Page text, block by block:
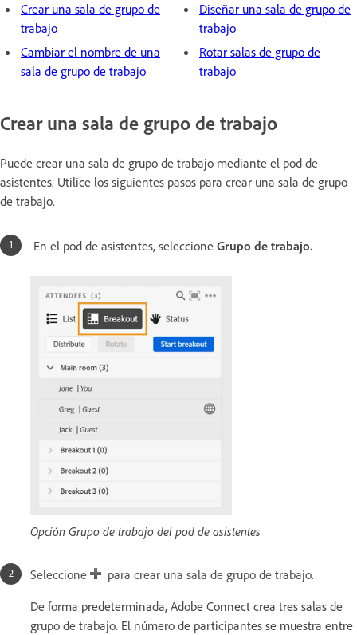
Crear una sala de grupo de
trabajo
Cambiar el nombre de una
sala de grupo de trabajo
Diseñar una sala de grupo de
trabajo
Rotar salas de grupo de
trabajo
Crear una sala de grupo de trabajo
Puede crear una sala de grupo de trabajo mediante el pod de
asistentes. Utilice los siguientes pasos para crear una sala de grupo
de trabajo.
En el pod de asistentes, seleccione Grupo de trabajo.
Opción Grupo de trabajo del pod de asistentes
Seleccione
para crear una sala de grupo de trabajo.
De forma predeterminada, Adobe Connect crea tres salas de
grupo de trabajo. El número de participantes se muestra entre